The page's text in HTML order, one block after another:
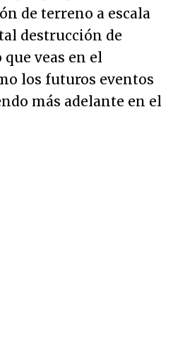
de terreno a escala
destrucción de
veas en el
los futuros eventos
más adelante en el